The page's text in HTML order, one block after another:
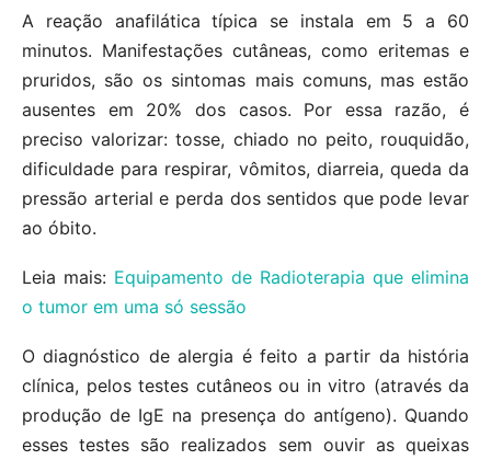
A reação anafilática típica se instala em 5 a 60
minutos. Manifestações cutâneas, como eritemas e
pruridos, são os sintomas mais comuns, mas estão
ausentes em 20% dos casos. Por essa razão, é
preciso valorizar: tosse, chiado no peito, rouquidão,
dificuldade para respirar, vômitos, diarreia, queda da
pressão arterial e perda dos sentidos que pode levar
ao óbito.
Leia mais: Equipamento de Radioterapia que elimina
o tumor em uma só sessão
O diagnóstico de alergia é feito a partir da história
clínica, pelos testes cutâneos ou in vitro (através da
produção de IgE na presença do antígeno). Quando
esses testes são realizados sem ouvir as queixas